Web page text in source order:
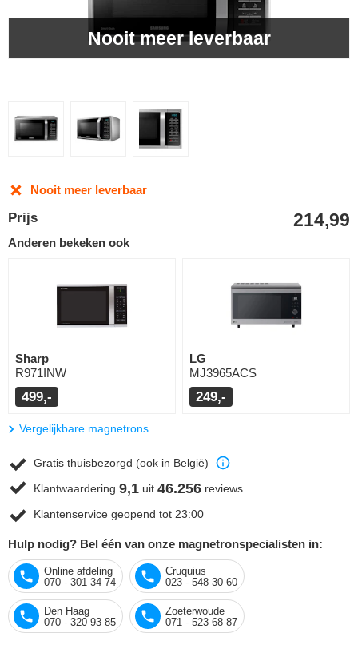
Nooit meer leverbaar
Nooit meer leverbaar
Prijs 214,99
Anderen bekeken ook
Sharp
R971INW
499,-
LG
MJ3965ACS
249,-
Vergelijkbare magnetrons
Gratis thuisbezorgd (ook in België)
Klantwaardering 9,1 uit 46.256 reviews
Klantenservice geopend tot 23:00
Hulp nodig? Bel één van onze magnetronspecialisten in:
Online afdeling
070 - 301 34 74
Cruquius
023 - 548 30 60
Den Haag
070 - 320 93 85
Zoeterwoude
071 - 523 68 87